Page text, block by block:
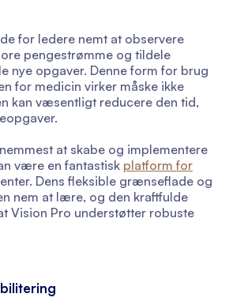
for ledere nemt at observere
pengestrømme og tildele
nye opgaver. Denne form for brug
for medicin virker måske ikke
kan væsentligt reducere den tid,
at skabe og implementere
være en fantastisk platform for
Dens fleksible grænseflade og
nem at lære, og den kraftfulde
Vision Pro understøtter robuste